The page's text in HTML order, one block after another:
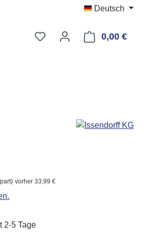
Deutsch
Du hast 0 Produkte auf
0,00 €
vorher 33,99 €
2-5 Tage